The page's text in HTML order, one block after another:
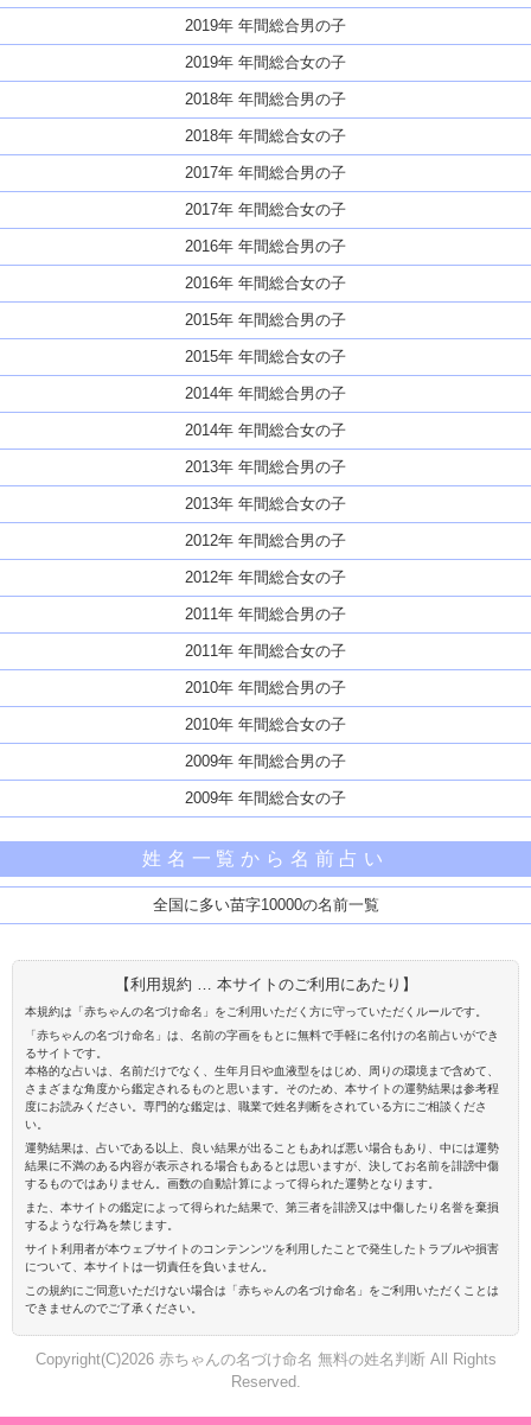
2019年 年間総合男の子
2019年 年間総合女の子
2018年 年間総合男の子
2018年 年間総合女の子
2017年 年間総合男の子
2017年 年間総合女の子
2016年 年間総合男の子
2016年 年間総合女の子
2015年 年間総合男の子
2015年 年間総合女の子
2014年 年間総合男の子
2014年 年間総合女の子
2013年 年間総合男の子
2013年 年間総合女の子
2012年 年間総合男の子
2012年 年間総合女の子
2011年 年間総合男の子
2011年 年間総合女の子
2010年 年間総合男の子
2010年 年間総合女の子
2009年 年間総合男の子
2009年 年間総合女の子
姓名一覧から名前占い
全国に多い苗字10000の名前一覧
【利用規約 … 本サイトのご利用にあたり】
本規約は「赤ちゃんの名づけ命名」をご利用いただく方に守っていただくルールです。
「赤ちゃんの名づけ命名」は、名前の字画をもとに無料で手軽に名付けの名前占いができ
るサイトです。
本格的な占いは、名前だけでなく、生年月日や血液型をはじめ、周りの環境まで含めて、
さまざまな角度から鑑定されるものと思います。そのため、本サイトの運勢結果は参考程
度にお読みください。専門的な鑑定は、職業で姓名判断をされている方にご相談くださ
い。
運勢結果は、占いである以上、良い結果が出ることもあれば悪い場合もあり、中には運勢
結果に不満のある内容が表示される場合もあるとは思いますが、決してお名前を誹謗中傷
するものではありません。画数の自動計算によって得られた運勢となります。
また、本サイトの鑑定によって得られた結果で、第三者を誹謗又は中傷したり名誉を棄損
するような行為を禁じます。
サイト利用者が本ウェブサイトのコンテンンツを利用したことで発生したトラブルや損害
について、本サイトは一切責任を負いません。
この規約にご同意いただけない場合は「赤ちゃんの名づけ命名」をご利用いただくことは
できませんのでご了承ください。
Copyright(C)2026 赤ちゃんの名づけ命名 無料の姓名判断 All Rights
Reserved.